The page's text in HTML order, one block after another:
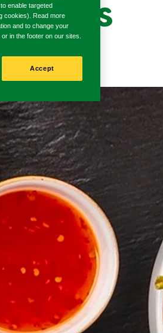
KOLs
enable targeted
cookies). Read more
and to change your
or in the footer on our sites.
Accept